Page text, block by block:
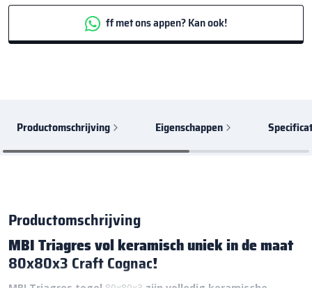
ff met ons appen? Kan ook!
Productomschrijving Eigenschappen
Productomschrijving
MBI Triagres vol keramisch uniek in de maat
80x80x3 Craft Cognac!